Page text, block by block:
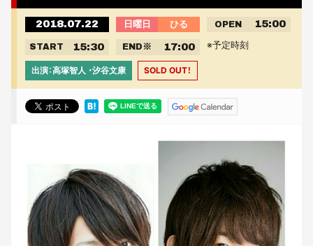
2018.07.22 日曜日 ひる OPEN 15:00
START 15:30 END ※ 17:00 ※予定時刻
出演：高塚智人 ・汐谷文康 SOLD OUT！